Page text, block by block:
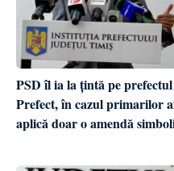
PSD îl ia la țintă pe
Prefect, în cazul primarilor
aplică doar o amendă